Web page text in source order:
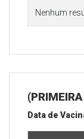
Nenhum
Data de